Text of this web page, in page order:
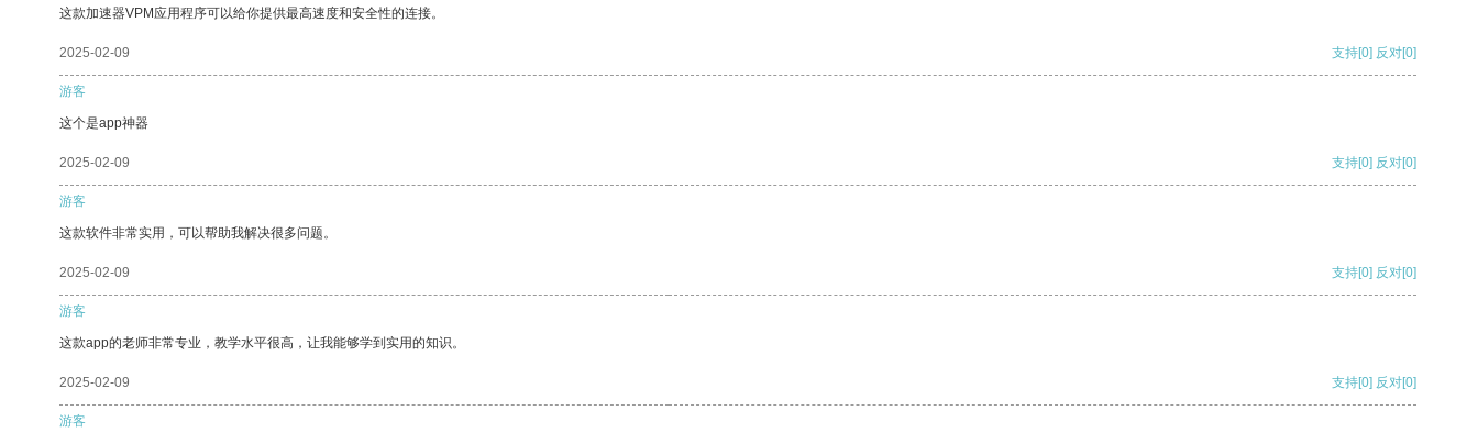
这款加速器VPM应用程序可以给你提供最高速度和安全性的连接。
2025-02-09 支持[0] 反对[0]
游客
这个是app神器
2025-02-09 支持[0] 反对[0]
游客
这款软件非常实用，可以帮助我解决很多问题。
2025-02-09 支持[0] 反对[0]
游客
这款app的老师非常专业，教学水平很高，让我能够学到实用的知识。
2025-02-09 支持[0] 反对[0]
游客